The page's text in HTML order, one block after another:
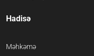
Hadisə
Məhkəmə